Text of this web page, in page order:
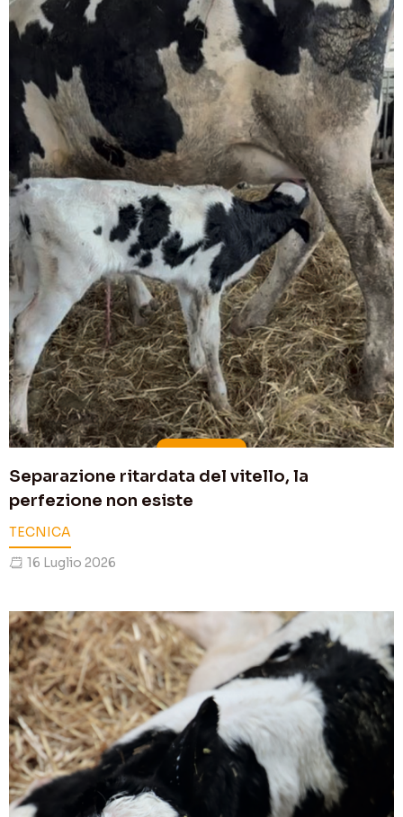
Separazione ritardata del vitello, la
perfezione non esiste
TECNICA
16 Luglio 2026